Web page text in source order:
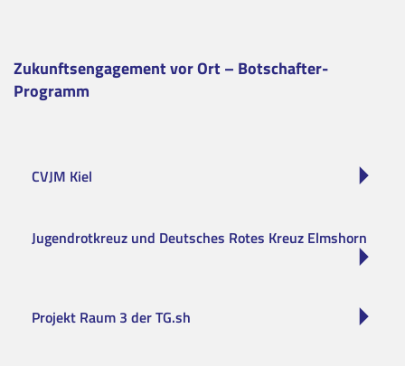
Zukunftsengagement vor Ort – Botschafter-
Programm
CVJM Kiel
Jugendrotkreuz und Deutsches Rotes Kreuz Elmshorn
Projekt Raum 3 der TG.sh